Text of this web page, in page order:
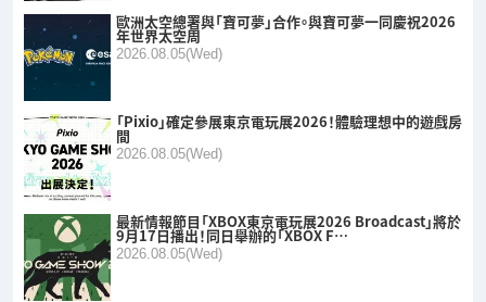
歐洲太空總署與「寶可夢」合作。與寶可夢一同慶祝2026
年世界太空周
2026.08.05(Wed)
「Pixio」確定參展東京電玩展2026！體驗理想中的遊戲房
間
2026.08.05(Wed)
最新情報節目「XBOX東京電玩展2026 Broadcast」將於
9月17日播出！同日舉辦的「XBOX F…
2026.08.05(Wed)